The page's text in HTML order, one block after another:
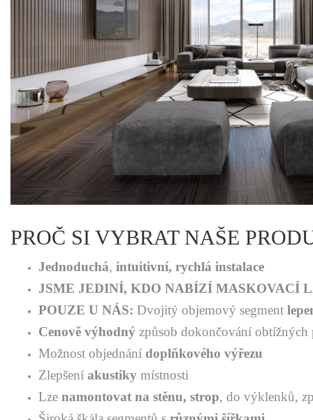
PROČ SI VYBRAT NAŠE
Jednoduchá, intuitivní, rychlá instalace
JSME JEDINÍ, KDO NABÍZÍ MASKOVACÍ
POUZE U NÁS: Dvojitý objemový segment
Cenově výhodný způsob dokončování obtížných
Možnost objednání doplňkového výřezu
Zlepšení akustiky místnosti
Lze namontovat na stěnu, strop, do výklenků,